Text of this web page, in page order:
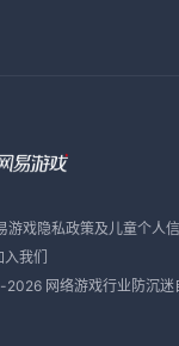
游戏隐私政策及儿童个人
入我们
2026 网络游戏行业防沉迷